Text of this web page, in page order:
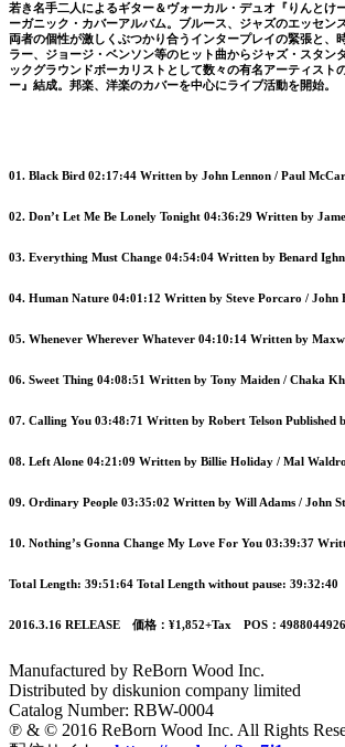
若き名手二人によるギター＆ヴォーカル・デュオ『りんと
ーガニック・カバーアルバム。ブルース、ジャズのエッセ
両者の個性が激しくぶつかり合うインタープレイの緊張と
ラー、ジョージ・ベンソン等のヒット曲からジャズ・スタ
ックグラウンドボーカリストとして数々の有名アーティス
ー』結成。邦楽、洋楽のカバーを中心にライブ活動を開始。
01. Black Bird 02:17:44 Written by John Lennon / Paul
02. Don’t Let Me Be Lonely Tonight 04:36:29 Written by
03. Everything Must Change 04:54:04 Written by Benard
04. Human Nature 04:01:12 Written by Steve Porcaro / John
05. Whenever Wherever Whatever 04:10:14 Written by
06. Sweet Thing 04:08:51 Written by Tony Maiden / Chaka
07. Calling You 03:48:71 Written by Robert Telson Published
08. Left Alone 04:21:09 Written by Billie Holiday / Mal
09. Ordinary People 03:35:02 Written by Will Adams / John
10. Nothing’s Gonna Change My Love For You 03:39:37
Total Length: 39:51:64 Total Length without pause: 39:32:40
2016.3.16 RELEASE 価格：¥1,852+Tax POS：
Manufactured by ReBorn Wood Inc.
Distributed by diskunion company limited
Catalog Number: RBW-0004
℗ & © 2016 ReBorn Wood Inc. All Rights